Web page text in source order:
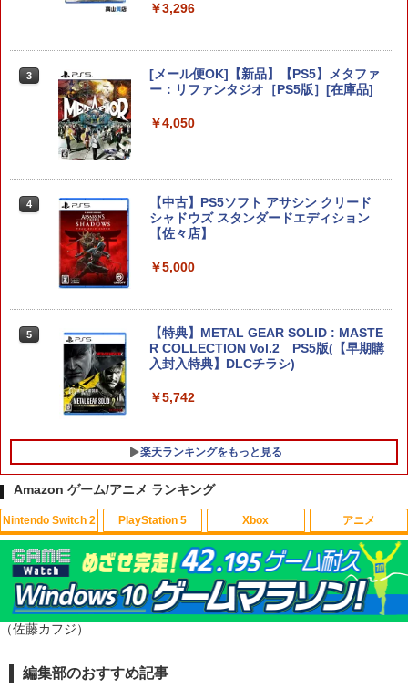
トXI 過ぎ去りし時を求めて S【Switch
2】 POTPAANVA [POTPAANVA]
￥4,920
めて S Switch2版
￥4,930
Reimagined(ドラクエ7 リイマジンド)
スクウェア・エニックス(20260205)
￥3,296
3
[メール便OK]【新品】【PS5】メタファ
ー：リファンタジオ［PS5版］[在庫品]
￥4,050
4
【中古】PS5ソフト アサシン クリード
シャドウズ スタンダードエディション
【佐々店】
￥5,000
5
【特典】METAL GEAR SOLID : MASTE
R COLLECTION Vol.2 PS5版(【早期購
入封入特典】DLCチラシ)
￥5,742
楽天ランキングをもっと見る
1
GBC用 レトロコレクションケース 5枚
ゲームボーイ ソフト ケース ゲーム 収納
ケース 高透明 簡単組立 PP素材 日本製 3
Aカンパニー RCC-GBCASE-5P 【メー
ル便送料無料】
1
【中古】アナと雪の女王 MovieNEX [ブ
ルーレイ+DVD+デジタルコピー（クラウ
ド対応）+MovieNEXワールド] [Blu-ray]
￥1,100
2
機動戦士ガンダムSEED FREEDOM(通常
版)【Blu-ray】 [ 矢立肇 ]
Amazon ゲーム/アニメ ランキング
Nintendo Switch 2
1
スプラトゥーン レイダース|オンライン
コード版
PlayStation 5
1
PlayStation 5 デジタル・エディション
日本語専用 Console Language: Japan
ese only (CFI-2200B01)
Xbox
1
【純正品】Xbox ワイヤレス コントロー
ラー + USB-C® ケーブル
アニメ
1
【Amazon.co.jp限定】劇場版モノノ怪
第三章 蛇神 (Amazon.co.jp限定オリジ
ナル三方背収納ケース付きコレクション)
り来たる！スタジオ描き下ろしイラスト
（佐藤カフジ）
編集部のおすすめ記事